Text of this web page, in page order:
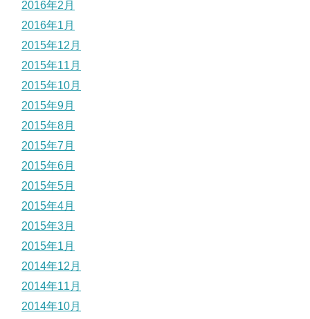
2016年2月
2016年1月
2015年12月
2015年11月
2015年10月
2015年9月
2015年8月
2015年7月
2015年6月
2015年5月
2015年4月
2015年3月
2015年1月
2014年12月
2014年11月
2014年10月